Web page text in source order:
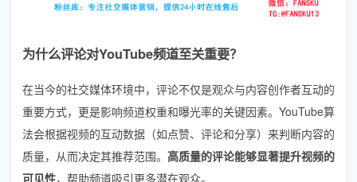
为什么评论对YouTube频道至关重要？
在当今的社交媒体环境中，评论不仅是观众与内容创作者互动的
重要方式，更是影响频道权重和曝光率的关键因素。YouTube算
法会根据视频的互动数据（如点赞、评论和分享）来判断内容的
质量，从而决定其推荐范围。 高质量的评论能够显著提升视频的
可见性，帮助频道吸引更多潜在观众。